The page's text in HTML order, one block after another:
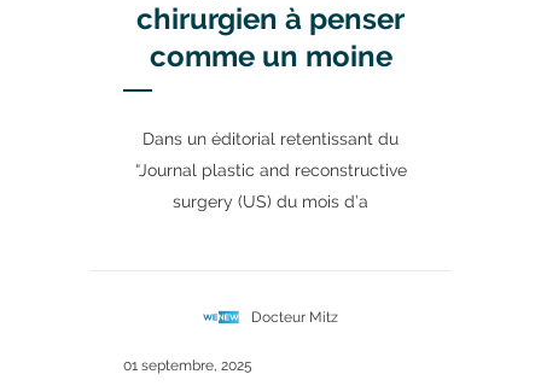
chirurgien à penser
comme un moine
Dans un éditorial retentissant du
“Journal plastic and reconstructive
surgery (US) du mois d’a
Docteur Mitz
01 septembre, 2025